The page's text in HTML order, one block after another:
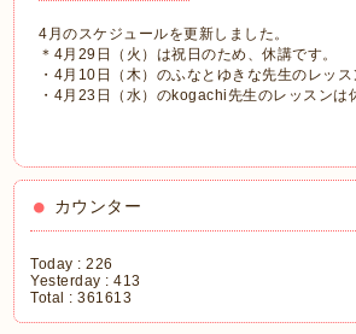
4月のスケジュールを更新しました。
＊4月29日（火）は祝日のため、休講です。
・4月10日（木）のふなとゆきな先生のレッス
・4月23日（水）のkogachi先生のレッスンは
カウンター
Today :226
Yesterday :413
Total :361613